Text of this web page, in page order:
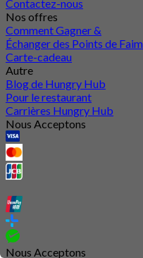
Contactez-nous
Nos offres
Comment Gagner &
Échanger des Points de Faim
Carte-cadeau
Autre
Blog de Hungry Hub
Pour le restaurant
Carrières Hungry Hub
Nous Acceptons
Nous Acceptons